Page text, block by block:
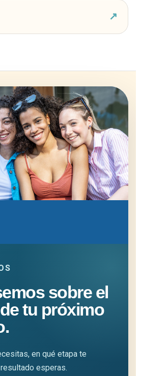
↗
sobre el
tu próximo
en qué etapa te
esperas.